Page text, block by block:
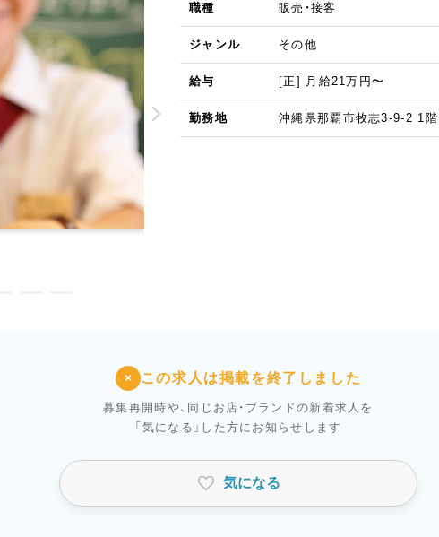
職種 販売・接客
ジャンル その他
給与 [正] 月給21万円〜
勤務地 沖縄県那覇市牧志3-9-2 1
× この求人は掲載を終了しました
募集再開時や、同じお店・ブランドの新着求人を
「気になる」した方にお知らせします
気になる